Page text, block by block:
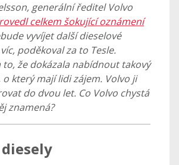
generální ředitel Volvo
celkem šokující oznámení
vyvíjet další dieselové
poděkoval za to Tesle.
to, že dokázala nabídnout takový
který mají lidi zájem. Volvo ji
do dvou let. Co Volvo chystá
znamená?